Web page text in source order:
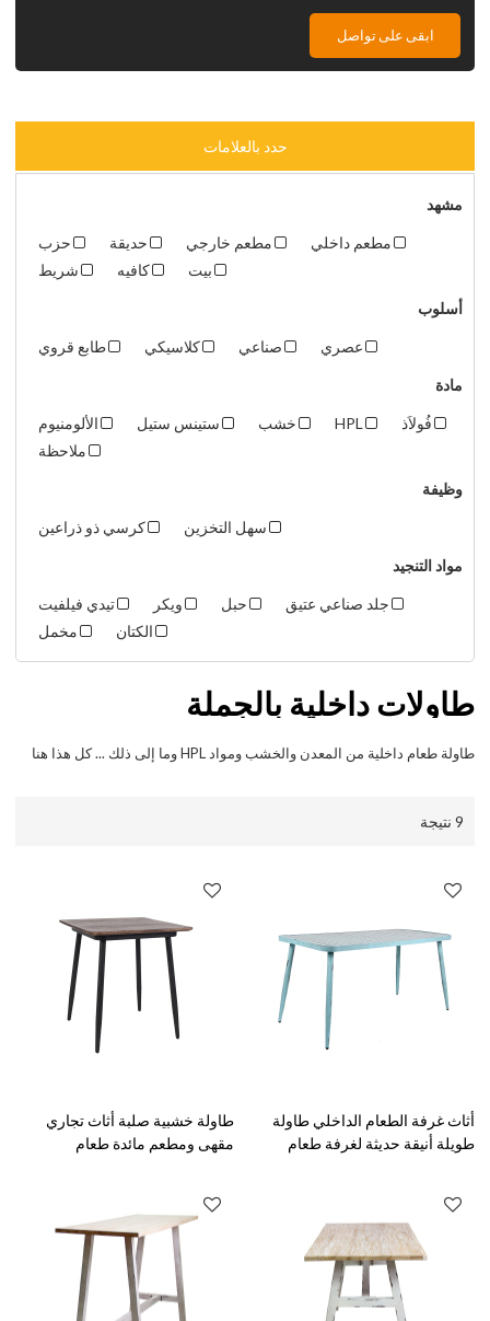
ابقى على تواصل
حدد بالعلامات
مشهد
حزب حديقة مطعم خارجي
مطعم داخلي
شريط
كافيه بيت
أسلوب
طابع قروي كلاسيكي صناعي عصري
مادة
الألومنيوم ستينس ستيل خشب HPL
فُولاَذ
ملاحظة
وظيفة
كرسي ذو ذراعين سهل التخزين
مواد التنجيد
تيدي فيلفيت ويكر حبل
جلد صناعي عتيق
مخمل
الكتان
طاولات داخلية بالجملة
طاولة طعام داخلية من المعدن والخشب ومواد HPL وما إلى ذلك ... كل هذا هنا
9 نتيجة
أثاث غرفة الطعام الداخلي طاولة
طويلة أنيقة حديثة لغرفة طعام
طاولة خشبية صلبة أثاث تجاري
مقهى ومطعم مائدة طعام